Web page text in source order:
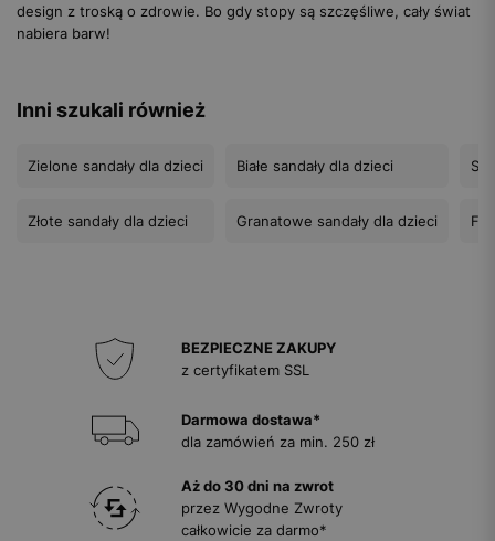
design z troską o zdrowie. Bo gdy stopy są szczęśliwe, cały świat
nabiera barw!
Inni szukali również
Zielone sandały dla dzieci
Złote sandały dla dzieci
Białe sandały dla dzieci
Granatowe sandały dla dzieci
BEZPIECZNE ZAKUPY
z certyfikatem SSL
Darmowa dostawa*
dla zamówień za min. 250 zł
Aż do 30 dni na zwrot
przez Wygodne Zwroty
całkowicie za darmo*